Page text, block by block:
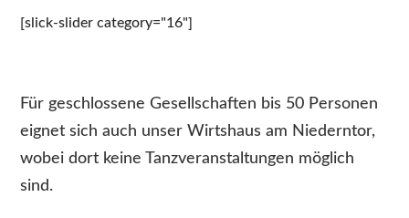
[slick-slider category="16"]
Für geschlossene Gesellschaften bis 50 Personen
eignet sich auch unser Wirtshaus am Niederntor,
wobei dort keine Tanzveranstaltungen möglich
sind.